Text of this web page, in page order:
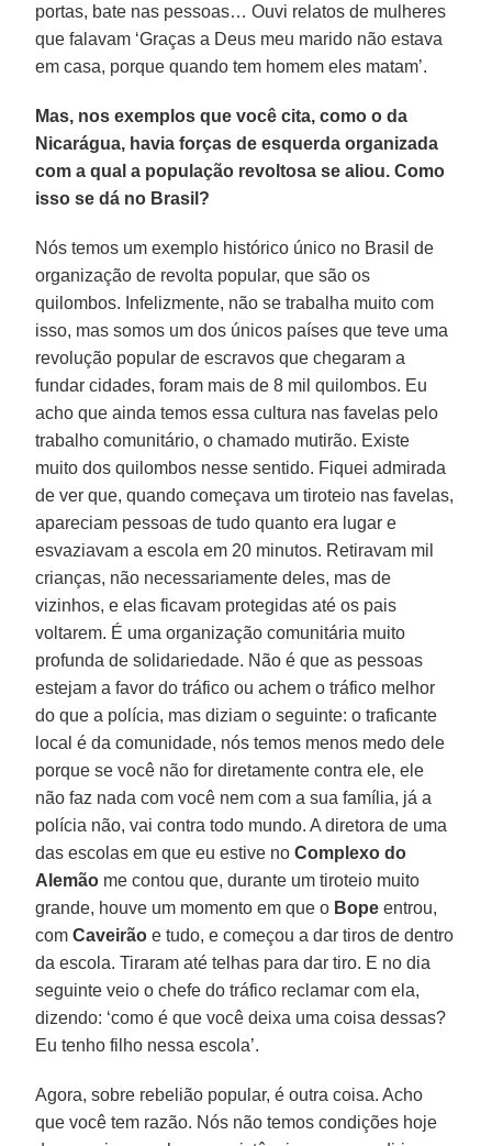
portas, bate nas pessoas… Ouvi relatos de mulheres
que falavam ‘Graças a Deus meu marido não estava
em casa, porque quando tem homem eles matam’.
Mas, nos exemplos que você cita, como o da
Nicarágua, havia forças de esquerda organizada
com a qual a população revoltosa se aliou. Como
isso se dá no Brasil?
Nós temos um exemplo histórico único no Brasil de
organização de revolta popular, que são os
quilombos. Infelizmente, não se trabalha muito com
isso, mas somos um dos únicos países que teve uma
revolução popular de escravos que chegaram a
fundar cidades, foram mais de 8 mil quilombos. Eu
acho que ainda temos essa cultura nas favelas pelo
trabalho comunitário, o chamado mutirão. Existe
muito dos quilombos nesse sentido. Fiquei admirada
de ver que, quando começava um tiroteio nas favelas,
apareciam pessoas de tudo quanto era lugar e
esvaziavam a escola em 20 minutos. Retiravam mil
crianças, não necessariamente deles, mas de
vizinhos, e elas ficavam protegidas até os pais
voltarem. É uma organização comunitária muito
profunda de solidariedade. Não é que as pessoas
estejam a favor do tráfico ou achem o tráfico melhor
do que a polícia, mas diziam o seguinte: o traficante
local é da comunidade, nós temos menos medo dele
porque se você não for diretamente contra ele, ele
não faz nada com você nem com a sua família, já a
polícia não, vai contra todo mundo. A diretora de uma
das escolas em que eu estive noComplexo do
Alemão me contou que, durante um tiroteio muito
grande, houve um momento em que o Bope entrou,
comCaveirão e tudo, e começou a dar tiros de dentro
da escola. Tiraram até telhas para dar tiro. E no dia
seguinte veio o chefe do tráfico reclamar com ela,
dizendo: ‘como é que você deixa uma coisa dessas?
Eu tenho filho nessa escola’.
Agora, sobre rebelião popular, é outra coisa. Acho
que você tem razão. Nós não temos condições hoje